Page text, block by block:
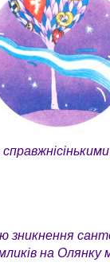
зникнення
на Олянку